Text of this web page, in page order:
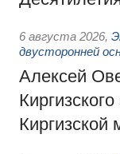
6 августа 2026,
двусторонней
Алексей